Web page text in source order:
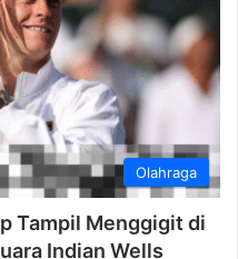
Olahraga
Tampil Menggigit di
Indian Wells